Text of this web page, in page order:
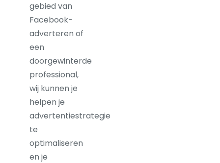
gebied van
Facebook-
adverteren of
een
doorgewinterde
professional,
wij kunnen je
helpen je
advertentiestrategie
te
optimaliseren
en je